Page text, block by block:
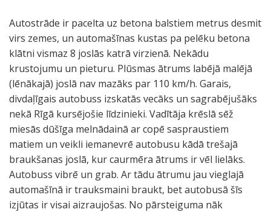
Autostrāde ir pacelta uz betona balstiem metrus desmit
virs zemes, un automašīnas kustas pa pelēku betona
klātni vismaz 8 joslās katrā virzienā. Nekādu
krustojumu un pieturu. Plūsmas ātrums labējā malējā
(lēnākajā) joslā nav mazāks par 110 km/h. Garais,
divdaļīgais autobuss izskatās vecāks un sagrabējušāks
nekā Rīgā kursējošie līdzinieki. Vadītāja krēslā sēž
miesās dūšīga melnādainā ar copē saspraustiem
matiem un veikli iemanevrē autobusu kādā trešajā
braukšanas joslā, kur caurmēra ātrums ir vēl lielāks.
Autobuss vibrē un grab. Ar tādu ātrumu jau vieglajā
automašīnā ir trauksmaini braukt, bet autobusā šīs
izjūtas ir visai aizraujošas. No pārsteiguma nāk